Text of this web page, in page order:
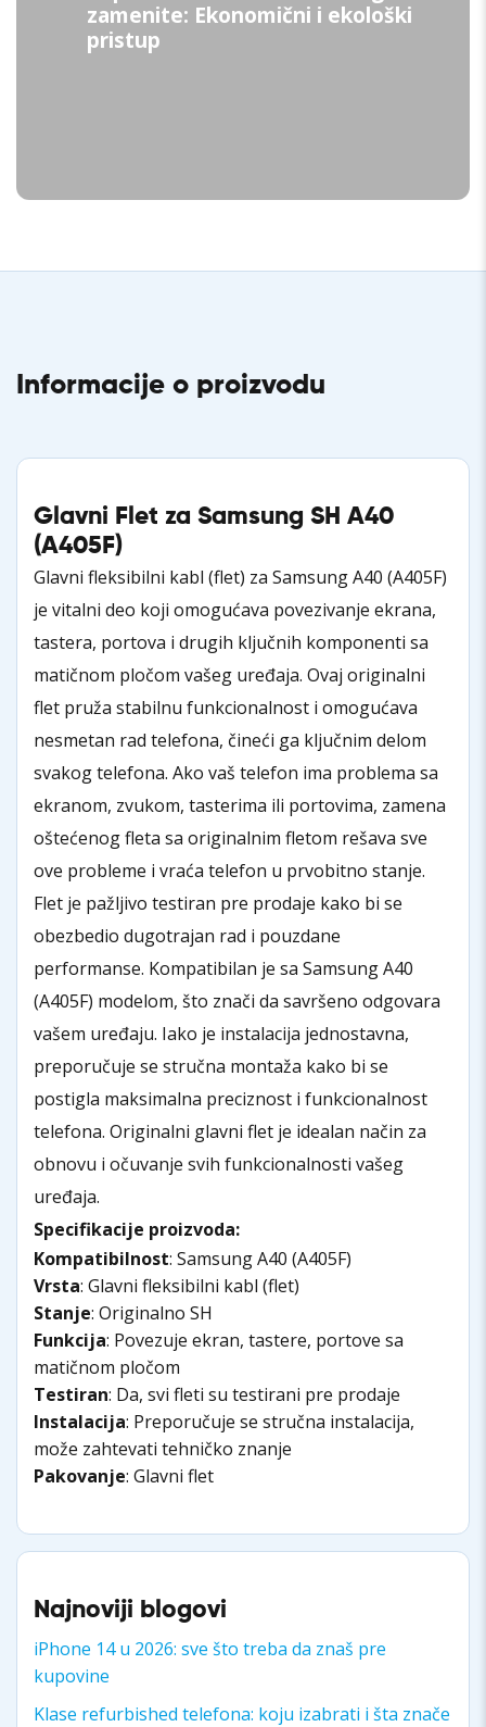
zamenite: Ekonomični i ekološki
pristup
Informacije o proizvodu
Glavni Flet za Samsung SH A40
(A405F)
Glavni fleksibilni kabl (flet) za Samsung A40 (A405F)
je vitalni deo koji omogućava povezivanje ekrana,
tastera, portova i drugih ključnih komponenti sa
matičnom pločom vašeg uređaja. Ovaj originalni
flet pruža stabilnu funkcionalnost i omogućava
nesmetan rad telefona, čineći ga ključnim delom
svakog telefona. Ako vaš telefon ima problema sa
ekranom, zvukom, tasterima ili portovima, zamena
oštećenog fleta sa originalnim fletom rešava sve
ove probleme i vraća telefon u prvobitno stanje.
Flet je pažljivo testiran pre prodaje kako bi se
obezbedio dugotrajan rad i pouzdane
performanse. Kompatibilan je sa Samsung A40
(A405F) modelom, što znači da savršeno odgovara
vašem uređaju. Iako je instalacija jednostavna,
preporučuje se stručna montaža kako bi se
postigla maksimalna preciznost i funkcionalnost
telefona. Originalni glavni flet je idealan način za
obnovu i očuvanje svih funkcionalnosti vašeg
uređaja.
Specifikacije proizvoda:
Kompatibilnost: Samsung A40 (A405F)
Vrsta: Glavni fleksibilni kabl (flet)
Stanje: Originalno SH
Funkcija: Povezuje ekran, tastere, portove sa
matičnom pločom
Testiran: Da, svi fleti su testirani pre prodaje
Instalacija: Preporučuje se stručna instalacija,
može zahtevati tehničko znanje
Pakovanje: Glavni flet
Najnoviji blogovi
iPhone 14 u 2026: sve što treba da znaš pre
kupovine
Klase refurbished telefona: koju izabrati i šta znače